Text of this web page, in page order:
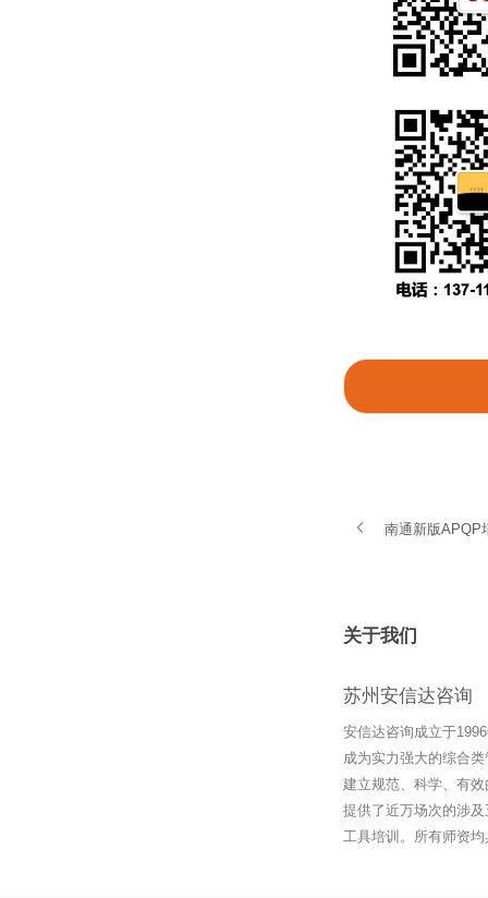
南通新版APQP
关于我们
苏州安信达咨询
安信达咨询成立于
成为实力强大的综合
建立规范、科学、有
提供了近万场次的涉
工具培训。所有师资